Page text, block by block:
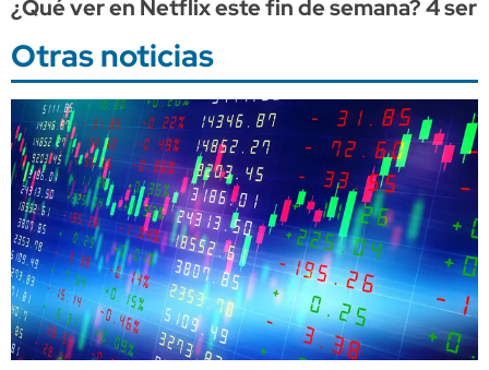
¿Qué ver en Netflix este fin de semana? 4
Otras noticias